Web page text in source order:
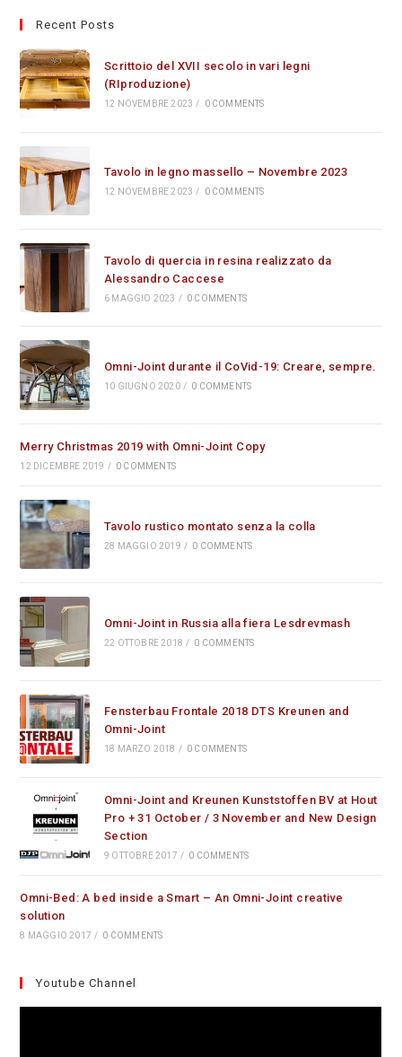
Recent Posts
Scrittoio del XVII secolo in vari legni
(RIproduzione)
12 NOVEMBRE 2023 / 0 COMMENTS
Tavolo in legno massello – Novembre 2023
12 NOVEMBRE 2023 / 0 COMMENTS
Tavolo di quercia in resina realizzato da
Alessandro Caccese
6 MAGGIO 2023 / 0 COMMENTS
Omni-Joint durante il CoVid-19: Creare, sempre.
10 GIUGNO 2020 / 0 COMMENTS
Merry Christmas 2019 with Omni-Joint Copy
12 DICEMBRE 2019 / 0 COMMENTS
Tavolo rustico montato senza la colla
28 MAGGIO 2019 / 0 COMMENTS
Omni-Joint in Russia alla fiera Lesdrevmash
22 OTTOBRE 2018 / 0 COMMENTS
Fensterbau Frontale 2018 DTS Kreunen and
Omni-Joint
18 MARZO 2018 / 0 COMMENTS
Omni-Joint and Kreunen Kunststoffen BV at Hout
Pro + 31 October / 3 November and New Design
Section
9 OTTOBRE 2017 / 0 COMMENTS
Omni-Bed: A bed inside a Smart – An Omni-Joint creative
solution
8 MAGGIO 2017 / 0 COMMENTS
Youtube Channel